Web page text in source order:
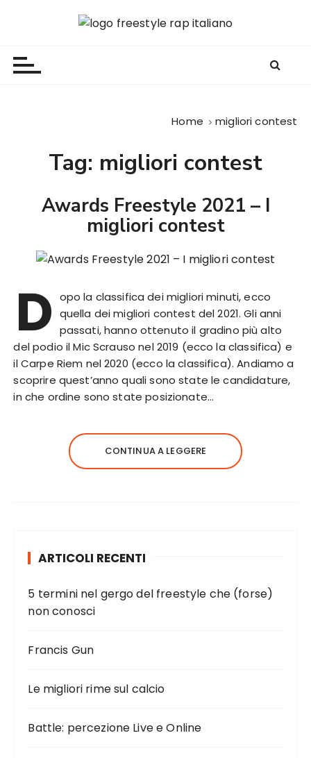
Home migliori contest
Tag: migliori contest
Awards Freestyle 2021 – I
migliori contest
D opo la classifica dei migliori minuti, ecco
quella dei migliori contest del 2021. Gli anni
passati, hanno ottenuto il gradino più alto
del podio il Mic Scrauso nel 2019 (ecco la classifica) e
il Carpe Riem nel 2020 (ecco la classifica). Andiamo a
scoprire quest’anno quali sono state le candidature,
in che ordine sono state posizionate…
CONTINUA A LEGGERE
ARTICOLI RECENTI
5 termini nel gergo del freestyle che (forse)
non conosci
Francis Gun
Le migliori rime sul calcio
Battle: percezione Live e Online